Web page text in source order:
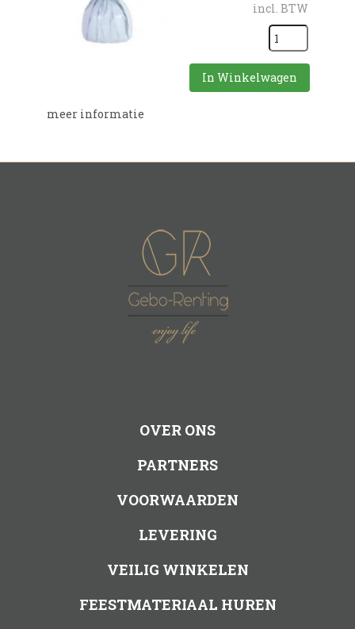
incl. BTW
In Winkelwagen
meer informatie
OVER ONS
PARTNERS
VOORWAARDEN
LEVERING
VEILIG WINKELEN
FEESTMATERIAAL HUREN